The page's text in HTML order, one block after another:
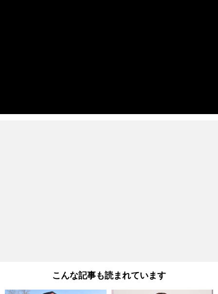
こんな記事も読まれています